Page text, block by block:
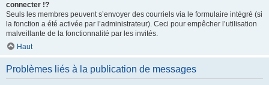
connecter !?
Seuls les membres peuvent s’envoyer des courriels via le formulaire intégré (si
la fonction a été activée par l’administrateur). Ceci pour empêcher l’utilisation
malveillante de la fonctionnalité par les invités.
Haut
Problèmes liés à la publication de messages